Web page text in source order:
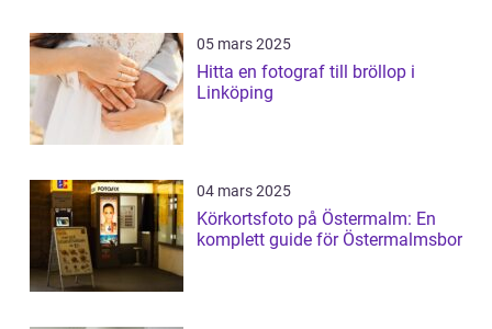
05 mars 2025
Hitta en fotograf till bröllop i
Linköping
04 mars 2025
Körkortsfoto på Östermalm: En
komplett guide för Östermalmsbor